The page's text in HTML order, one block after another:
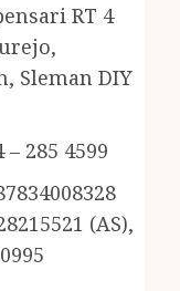
RT 4
Sleman DIY
– 285 4599
(AS),